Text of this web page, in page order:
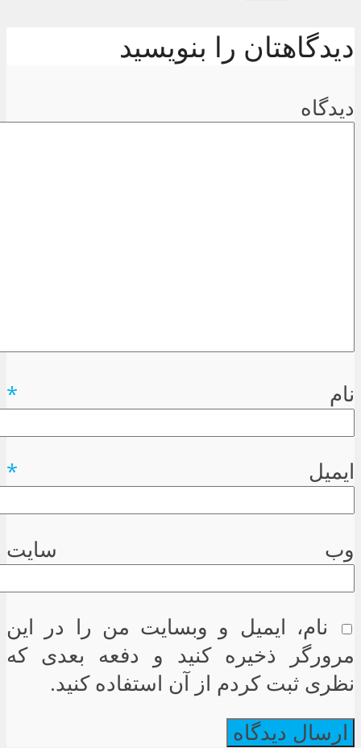
دیدگاهتان را بنویسید
دیدگاه
نام *
ایمیل *
وب سایت
نام، ایمیل و وبسایت من را در این
مرورگر ذخیره کنید و دفعه بعدی که
نظری ثبت کردم از آن استفاده کنید.